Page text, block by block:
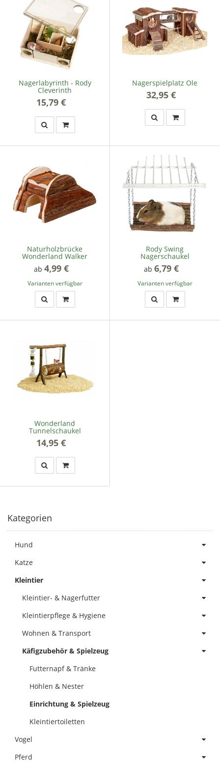
Nagerlabyrinth - Rody
Cleverinth
15,79 €
Nagerspielplatz Ole
32,95 €
Naturholzbrücke
Wonderland Walker
ab 4,99 €
Varianten verfügbar
Rody Swing
Nagerschaukel
ab 6,79 €
Varianten verfügbar
Wonderland
Tunnelschaukel
14,95 €
Kategorien
Hund
Katze
Kleintier
Kleintier- & Nagerfutter
Kleintierpflege & Hygiene
Wohnen & Transport
Käfigzubehör & Spielzeug
Futternapf & Tränke
Höhlen & Nester
Einrichtung & Spielzeug
Kleintiertoiletten
Vogel
Pferd